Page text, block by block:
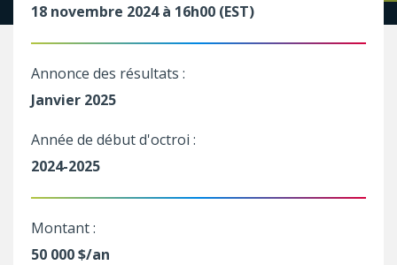
18 novembre 2024 à 16h00 (EST)
Annonce des résultats :
Janvier 2025
Année de début d'octroi :
2024-2025
Montant :
50 000 $/an